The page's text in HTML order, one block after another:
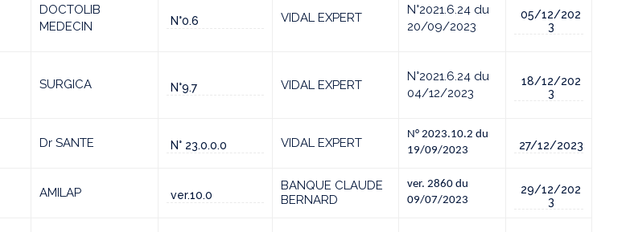
DOCTOLIB
MEDECIN
N°0.6 VIDAL EXPERT
N°2021.6.24 du
20/09/2023
05/12/202
3
SURGICA N°9.7 VIDAL EXPERT
N°2021.6.24 du
04/12/2023
18/12/202
3
Dr SANTE N° 23.0.0.0 VIDAL EXPERT
N° 2023.10.2 du
19/09/2023
27/12/2023
AMILAP ver.10.0
BANQUE CLAUDE
BERNARD
ver. 2860 du
09/07/2023
29/12/202
3